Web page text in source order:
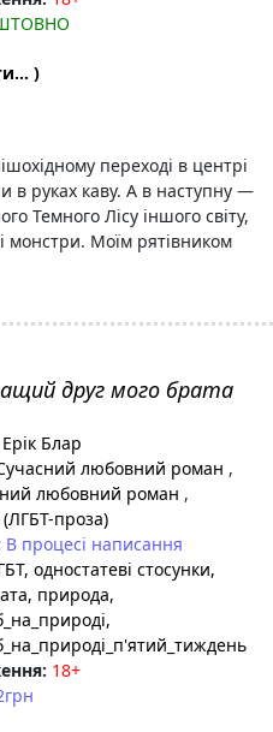
)
переході в центрі
в руках каву. А в наступну —
Темного Лісу іншого світу,
монстри. Моїм рятівником
друг мого брата
Ерік Блар
любовний роман ,
любовний роман ,
проза)
В процесі написання
, одностатеві стосунки,
, природа,
,
18+